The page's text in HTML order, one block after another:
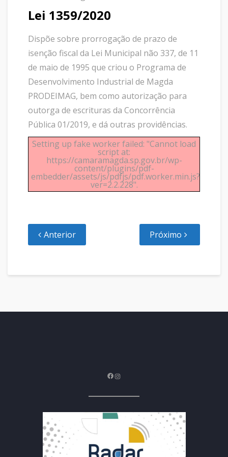
Lei 1359/2020
Dispõe sobre prorrogação de prazo de
isenção fiscal da Lei Municipal não 337, de 11
de maio de 1995 que criou o Programa de
Desenvolvimento Industrial de Magda
PRODEIMAG, bem como autorização para
outorga de escrituras da Concorrência
Pública 01/2019, e dá outras providências.
Setting up fake worker failed: "Cannot load
script at:
https://camaramagda.sp.gov.br/wp-
content/plugins/pdf-
embedder/assets/js/pdfjs/pdf.worker.min.js?
ver=2.2.228".
Anterior Próximo
Facebook